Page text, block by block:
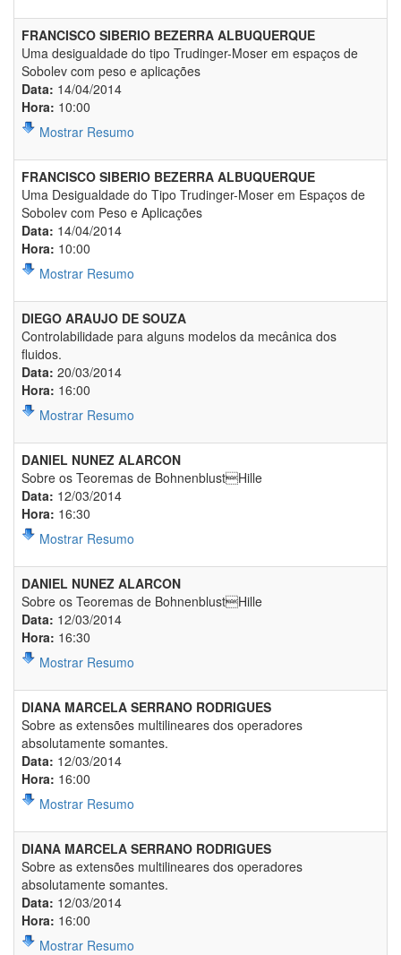
FRANCISCO SIBERIO BEZERRA ALBUQUERQUE
Uma desigualdade do tipo Trudinger-Moser em espaços de
Sobolev com peso e aplicações
Data: 14/04/2014
Hora: 10:00
Mostrar Resumo
FRANCISCO SIBERIO BEZERRA ALBUQUERQUE
Uma Desigualdade do Tipo Trudinger-Moser em Espaços de
Sobolev com Peso e Aplicações
Data: 14/04/2014
Hora: 10:00
Mostrar Resumo
DIEGO ARAUJO DE SOUZA
Controlabilidade para alguns modelos da mecânica dos
ﬂuidos.
Data: 20/03/2014
Hora: 16:00
Mostrar Resumo
DANIEL NUNEZ ALARCON
Sobre os Teoremas de BohnenblustHille
Data: 12/03/2014
Hora: 16:30
Mostrar Resumo
DANIEL NUNEZ ALARCON
Sobre os Teoremas de BohnenblustHille
Data: 12/03/2014
Hora: 16:30
Mostrar Resumo
DIANA MARCELA SERRANO RODRIGUES
Sobre as extensões multilineares dos operadores
absolutamente somantes.
Data: 12/03/2014
Hora: 16:00
Mostrar Resumo
DIANA MARCELA SERRANO RODRIGUES
Sobre as extensões multilineares dos operadores
absolutamente somantes.
Data: 12/03/2014
Hora: 16:00
Mostrar Resumo